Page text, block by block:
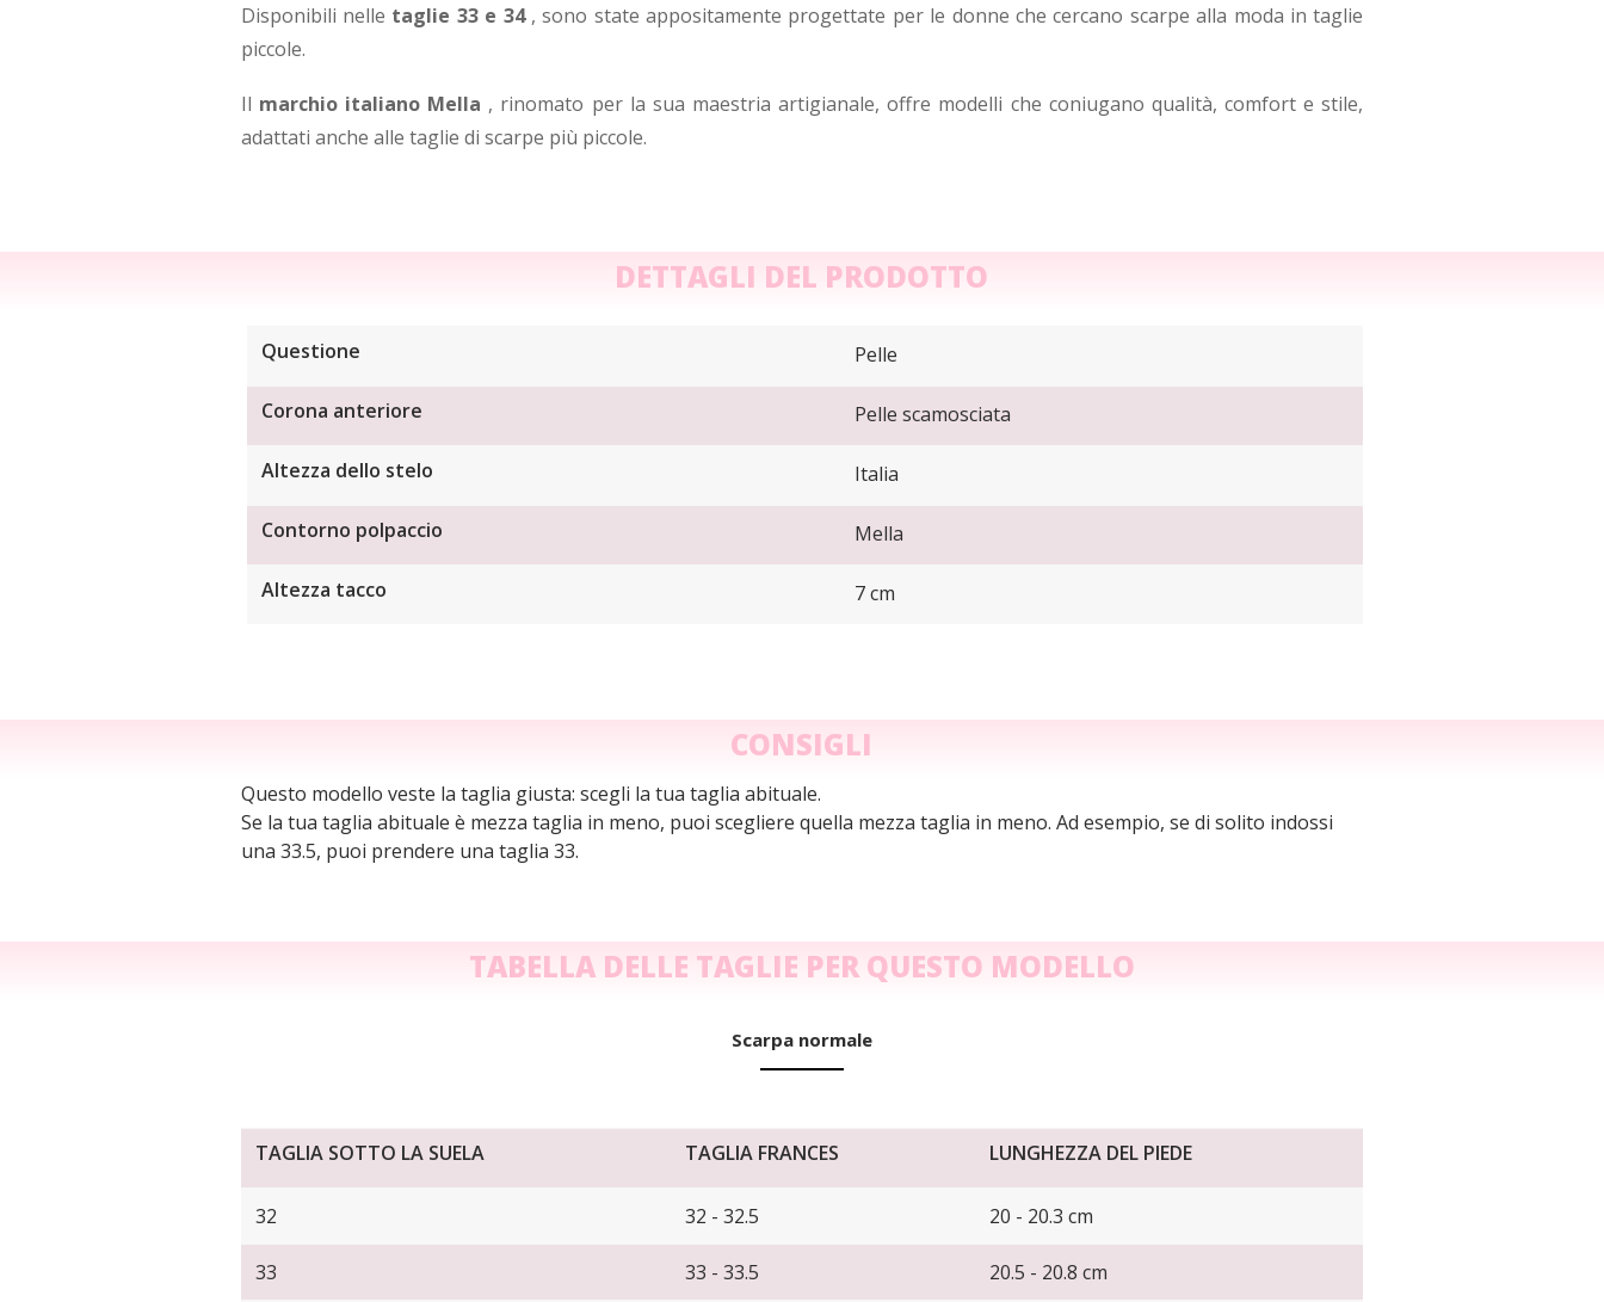
Disponibili nelle taglie 33 e 34, sono state appositamente progettate per le donne che cercano scarpe alla moda in taglie
piccole.
Il marchio italiano Mella , rinomato per la sua maestria artigianale, offre modelli che coniugano qualità, comfort e stile,
adattati anche alle taglie di scarpe più piccole.
DETTAGLI DEL PRODOTTO
Questione Pelle
Corona anteriore Pelle scamosciata
Altezza dello stelo Italia
Contorno polpaccio Mella
Altezza tacco 7 cm
CONSIGLI
Questo modello veste la taglia giusta: scegli la tua taglia abituale.
Se la tua taglia abituale è mezza taglia in meno, puoi scegliere quella mezza taglia in meno. Ad esempio, se di solito indossi
una 33.5, puoi prendere una taglia 33.
TABELLA DELLE TAGLIE PER QUESTO MODELLO
Scarpa normale
TAGLIA SOTTO LA SUELA TAGLIA FRANCES LUNGHEZZA DEL PIEDE
32 32 - 32.5 20 - 20.3 cm
33 33 - 33.5 20.5 - 20.8 cm